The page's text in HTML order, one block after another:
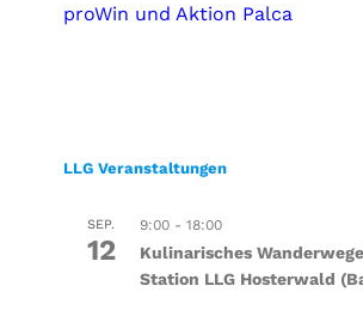
proWin und Aktion Palca
LLG Veranstaltungen
SEP.
12
9:00- 18:00
Kulinarisches
Station LLG Hosterwald